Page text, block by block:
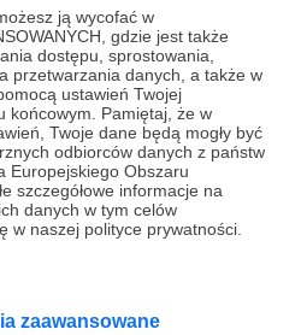
ją wycofać w
gdzie jest także
dostępu, sprostowania,
przetwarzania danych, a także w
ustawień Twojej
końcowym. Pamiętaj, że w
Twoje dane będą mogły być
odbiorców danych z państw
Europejskiego Obszaru
szczegółowe informacje na
danych w tym celów
w naszej polityce prywatności.
zaawansowane
Patronów!
AutoraMariusz Kula Artjuż
teraz!
Patronem